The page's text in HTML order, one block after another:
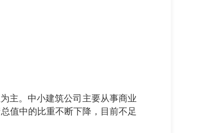
主。中小建筑公司主要从事商业
值中的比重不断下降，目前不足